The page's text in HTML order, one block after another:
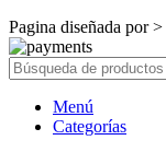
Pagina diseñada por >
Menú
Categorías